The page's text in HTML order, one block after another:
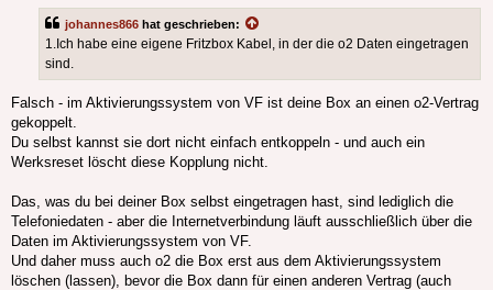
johannes866 hat geschrieben:
1.Ich habe eine eigene Fritzbox Kabel, in der die o2 Daten eingetragen
sind.
Falsch - im Aktivierungssystem von VF ist deine Box an einen o2-Vertrag
gekoppelt.
Du selbst kannst sie dort nicht einfach entkoppeln - und auch ein
Werksreset löscht diese Kopplung nicht.
Das, was du bei deiner Box selbst eingetragen hast, sind lediglich die
Telefoniedaten - aber die Internetverbindung läuft ausschließlich über die
Daten im Aktivierungssystem von VF.
Und daher muss auch o2 die Box erst aus dem Aktivierungssystem
löschen (lassen), bevor die Box dann für einen anderen Vertrag (auch